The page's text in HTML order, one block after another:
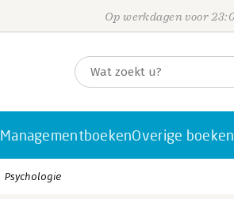
Op werkdagen voor
ManagementboekenOverige boeken
Psychologie